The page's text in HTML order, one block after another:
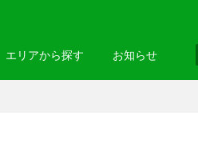
エリアから探す お知らせ